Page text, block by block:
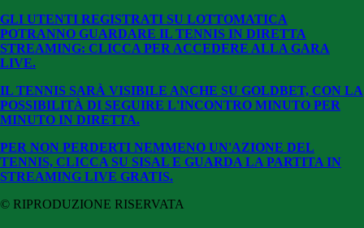
GLI UTENTI REGISTRATI SU LOTTOMATICA
POTRANNO GUARDARE IL TENNIS IN DIRETTA
STREAMING: CLICCA PER ACCEDERE ALLA GARA
LIVE.
IL TENNIS SARÀ VISIBILE ANCHE SU GOLDBET, CON LA
POSSIBILITÀ DI SEGUIRE L'INCONTRO MINUTO PER
MINUTO IN DIRETTA.
PER NON PERDERTI NEMMENO UN'AZIONE DEL
TENNIS, CLICCA SU SISAL E GUARDA LA PARTITA IN
STREAMING LIVE GRATIS.
© RIPRODUZIONE RISERVATA